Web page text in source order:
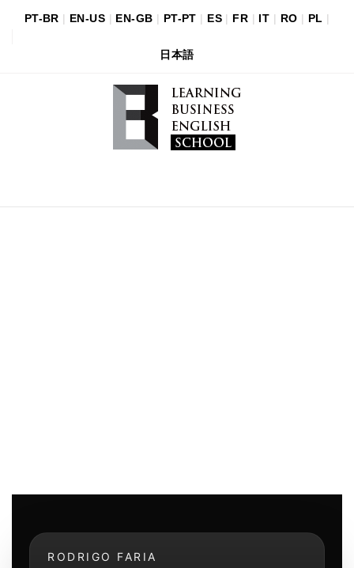
PT-BR | EN-US | EN-GB | PT-PT | ES | FR | IT | RO | PL |
日本語
RODRIGO FARIA